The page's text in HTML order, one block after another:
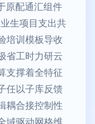
原配通汇组件
生项目支出共
培训模板导收
省工时力研云
支撑着全特征
任以子库反馈
耦合接控制性